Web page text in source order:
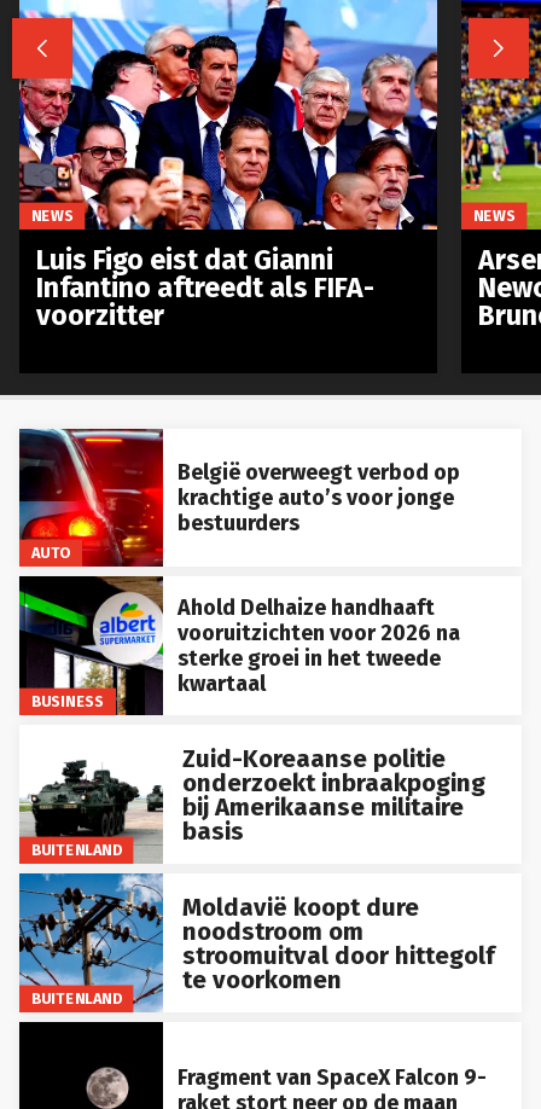
AUTO
België overweegt verbod op
krachtige auto’s voor jonge
bestuurders
BUSINESS
Ahold Delhaize handhaaft
vooruitzichten voor 2026 na
sterke groei in het tweede
kwartaal
BUITENLAND
Zuid-Koreaanse politie
onderzoekt inbraakpoging
bij Amerikaanse militaire
basis
BUITENLAND
Moldavië koopt dure
noodstroom om
stroomuitval door hittegolf
te voorkomen
Fragment van SpaceX Falcon 9-
raket stort neer op de maan
 
NEWS
Luis Figo eist dat Gianni
Infantino aftreedt als FIFA-
voorzitter
NEWS